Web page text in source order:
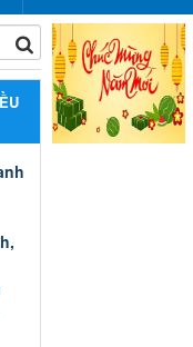
THÀNH PHỐ BẾN